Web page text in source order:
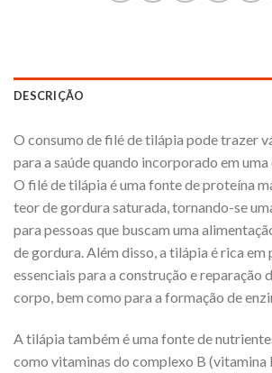
DESCRIÇÃO
O consumo de filé de tilápia pode trazer
para a saúde quando incorporado em
O filé de tilápia é uma fonte de proteína
teor de gordura saturada, tornando-se
para pessoas que buscam uma
de gordura. Além disso, a tilápia é rica em
essenciais para a construção e reparação
corpo, bem como para a formação de
A tilápia também é uma fonte de
como vitaminas do complexo B (vitamina